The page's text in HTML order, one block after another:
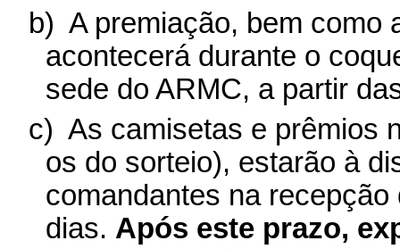
b) A premiação, bem como
acontecerá durante o
sede do ARMC, a partir
c) As camisetas e prêmios
os do sorteio), estarão à
comandantes na
dias. Após este prazo,